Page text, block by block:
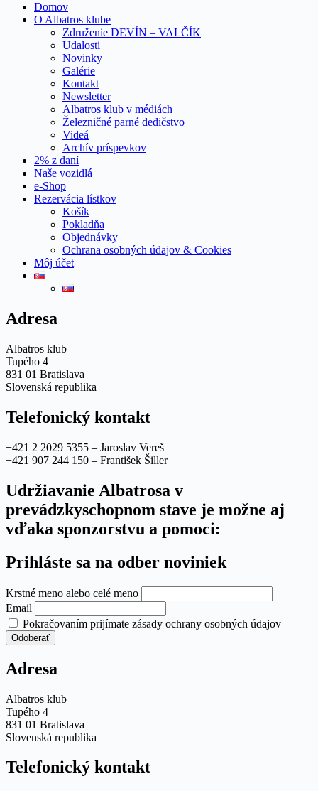
Domov
O Albatros klube
Združenie DEVÍN – VALČÍK
Udalosti
Novinky
Galérie
Kontakt
Newsletter
Albatros klub v médiách
Železničné parné dedičstvo
Videá
Archív príspevkov
2% z daní
Naše vozidlá
e-Shop
Rezervácia lístkov
Košík
Pokladňa
Objednávky
Ochrana osobných údajov & Cookies
Môj účet
Adresa
Albatros klub
Tupého 4
831 01 Bratislava
Slovenská republika
Telefonický kontakt
+421 2 2029 5355 – Jaroslav Vereš
+421 907 244 150 – František Šiller
Udržiavanie Albatrosa v
prevádzkyschopnom stave je možne aj
vďaka sponzorstvu a pomoci:
Prihláste sa na odber noviniek
Krstné meno alebo celé meno
Email
Pokračovaním prijímate zásady ochrany osobných údajov
Adresa
Albatros klub
Tupého 4
831 01 Bratislava
Slovenská republika
Telefonický kontakt